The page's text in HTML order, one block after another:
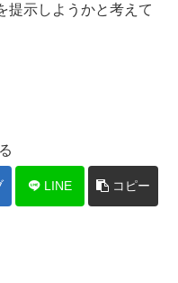
提示しようかと考えて
LINE コピー